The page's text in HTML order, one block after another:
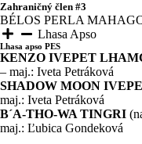
Zahraničný člen #3
BÉLOS PERLA
Lhasa Apso
Lhasa apso PES
KENZO IVEPET
– maj.: Iveta Petráková
SHADOW MOON
maj.: Iveta Petráková
B´A-THO-WA TINGRI
maj.: Ľubica Gondeková